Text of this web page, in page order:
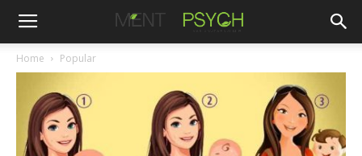
Home Popular